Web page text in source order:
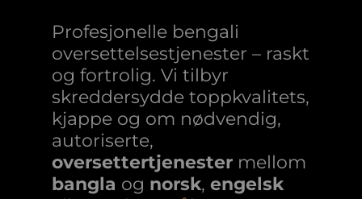
Profesjonelle bengali
oversettelsestjenester – raskt
og fortrolig. Vi tilbyr
skreddersydde toppkvalitets,
kjappe og om nødvendig,
autoriserte,
oversettertjenester mellom
bangla og norsk, engelsk